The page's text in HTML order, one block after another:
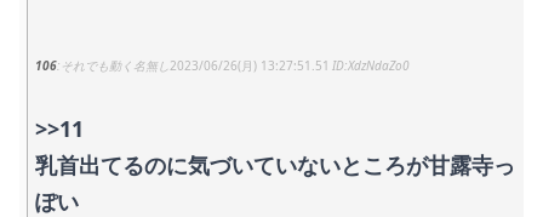
106 それでも動く名無し 2023/06/26(月) 13:27:51.51 XdzNdaZo0
>>11
乳首出てるのに気づいていないところが甘露寺っ
ぽい